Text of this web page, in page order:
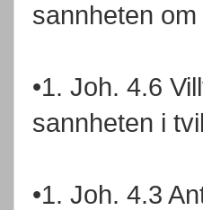
sannheten
•1. Joh. 4.6
sannheten i
•1. Joh. 4.3